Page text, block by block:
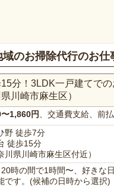
のお掃除代行のお仕
分！3LDK一戸建てで
川崎市麻生区）
1,860円、交通費支給、前
野 徒歩7分
徒歩15分
川県川崎市麻生区付近）
時の間で1時間〜、好きな
です。(候補の日時から選択)